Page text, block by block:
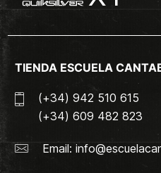
TIENDA ESCUELA
(+34) 942 510 615
(+34) 609 482 823
Email: